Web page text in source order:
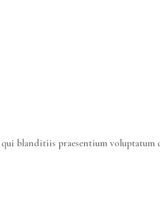
blanditiis praesentium